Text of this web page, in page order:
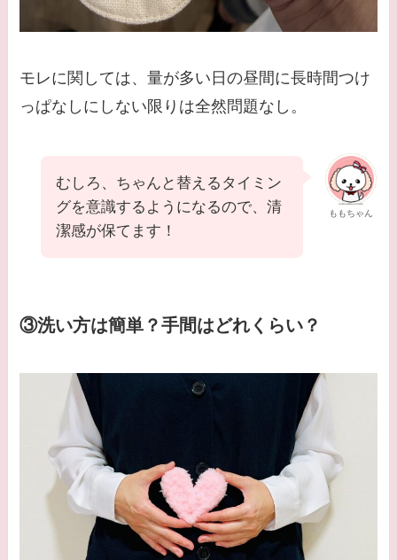
モレに関しては、量が多い日の昼間に長時間つけ
っぱなしにしない限りは全然問題なし。
ももちゃん
むしろ、ちゃんと替えるタイミン
グを意識するようになるので、清
潔感が保てます！
③洗い方は簡単？手間はどれくらい？